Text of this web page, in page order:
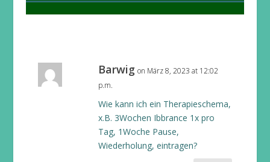
Barwig on März 8, 2023 at 12:02
p.m.
Wie kann ich ein Therapieschema,
x.B. 3Wochen Ibbrance 1x pro
Tag, 1Woche Pause,
Wiederholung, eintragen?